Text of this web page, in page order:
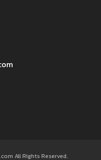
All Rights Reserved.